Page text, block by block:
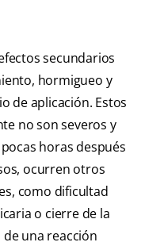
secundarios
hormigueo y
de aplicación. Estos
no son severos y
horas después
ocurren otros
como dificultad
o cierre de la
una reacción